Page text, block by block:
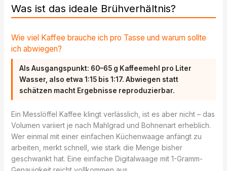
Was ist das ideale Brühverhältnis?
Wie viel Kaffee brauche ich pro Tasse und warum sollte
ich abwiegen?
Als Ausgangspunkt: 60–65 g Kaffeemehl pro Liter
Wasser, also etwa 1:15 bis 1:17. Abwiegen statt
schätzen macht Ergebnisse reproduzierbar.
Ein Messlöffel Kaffee klingt verlässlich, ist es aber nicht – das
Volumen variiert je nach Mahlgrad und Bohnenart erheblich.
Wer einmal mit einer einfachen Küchenwaage anfängt zu
arbeiten, merkt schnell, wie stark die Menge bisher
geschwankt hat. Eine einfache Digitalwaage mit 1-Gramm-